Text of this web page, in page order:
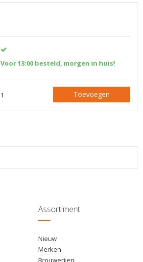
Voor 13:00 besteld, morgen in huis!
1 Toevoegen
Assortiment
Nieuw
Merken
Brouwerijen